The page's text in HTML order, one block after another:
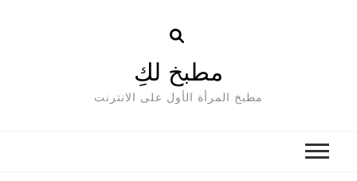
مطبخ لكِ
مطبخ المرأة الأول على الانترنت